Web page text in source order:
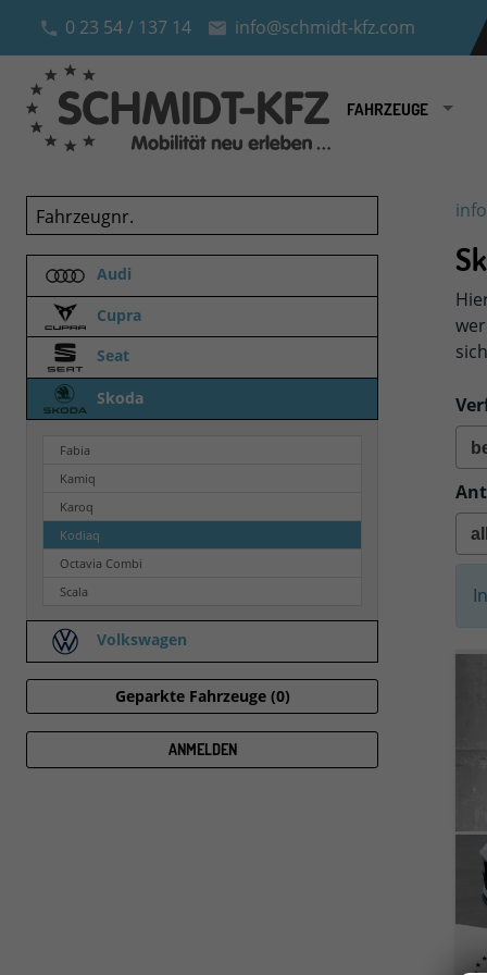
0 23 54 / 137 14 info@schmidt-kfz.com
FAHRZEUGE
info
Fahrzeugnr.
Audi
Cupra
Seat
Skoda
Fabia
Kamiq
Karoq
Kodiaq
Octavia Combi
Scala
Volkswagen
Geparkte Fahrzeuge (0)
ANMELDEN